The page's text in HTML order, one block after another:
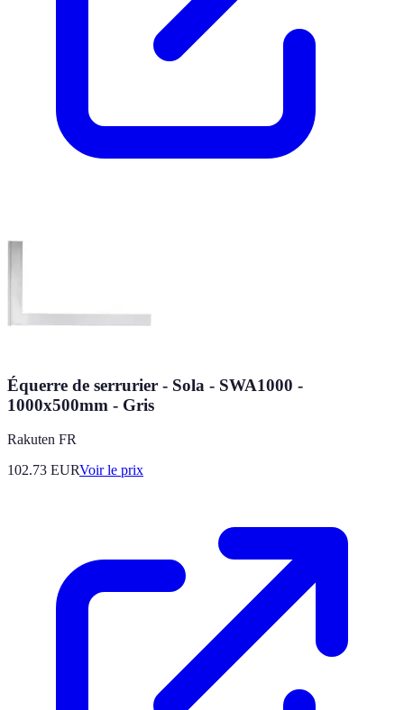
Équerre de serrurier - Sola - SWA1000 -
1000x500mm - Gris
Rakuten FR
102.73 EURVoir le prix